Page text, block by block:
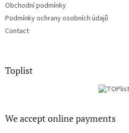
Obchodní podmínky
Podmínky ochrany osobních údajů
Contact
Toplist
We accept online payments